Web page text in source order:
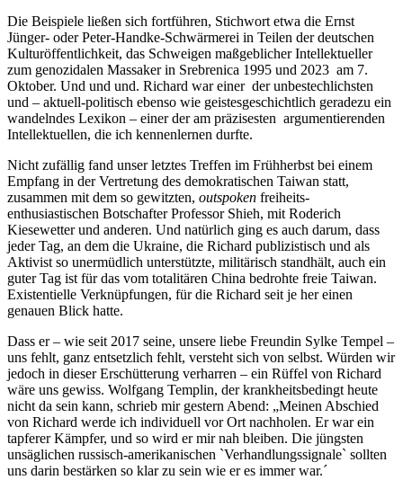
Die Beispiele ließen sich fortführen, Stichwort etwa die Ernst
Jünger- oder Peter-Handke-Schwärmerei in Teilen der deutschen
Kulturöffentlichkeit, das Schweigen maßgeblicher Intellektueller
zum genozidalen Massaker in Srebrenica 1995 und 2023 am 7.
Oktober. Und und und. Richard war einer der unbestechlichsten
und – aktuell-politisch ebenso wie geistesgeschichtlich geradezu ein
wandelndes Lexikon – einer der am präzisesten argumentierenden
Intellektuellen, die ich kennenlernen durfte.
Nicht zufällig fand unser letztes Treffen im Frühherbst bei einem
Empfang in der Vertretung des demokratischen Taiwan statt,
zusammen mit dem so gewitzten, outspoken freiheits-
enthusiastischen Botschafter Professor Shieh, mit Roderich
Kiesewetter und anderen. Und natürlich ging es auch darum, dass
jeder Tag, an dem die Ukraine, die Richard publizistisch und als
Aktivist so unermüdlich unterstützte, militärisch standhält, auch ein
guter Tag ist für das vom totalitären China bedrohte freie Taiwan.
Existentielle Verknüpfungen, für die Richard seit je her einen
genauen Blick hatte.
Dass er – wie seit 2017 seine, unsere liebe Freundin Sylke Tempel –
uns fehlt, ganz entsetzlich fehlt, versteht sich von selbst. Würden wir
jedoch in dieser Erschütterung verharren – ein Rüffel von Richard
wäre uns gewiss. Wolfgang Templin, der krankheitsbedingt heute
nicht da sein kann, schrieb mir gestern Abend: „Meinen Abschied
von Richard werde ich individuell vor Ort nachholen. Er war ein
tapferer Kämpfer, und so wird er mir nah bleiben. Die jüngsten
unsäglichen russisch-amerikanischen `Verhandlungssignale` sollten
uns darin bestärken so klar zu sein wie er es immer war.´